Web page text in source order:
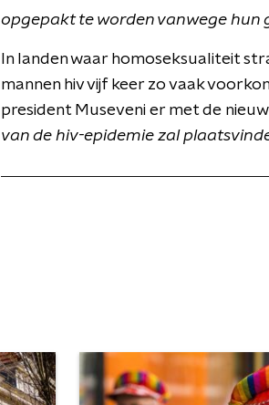
opgepakt te worden vanwege hun
In landen waar homoseksualiteit
mannen hiv vijf keer zo vaak
president Museveni er met de
van de hiv-epidemie zal